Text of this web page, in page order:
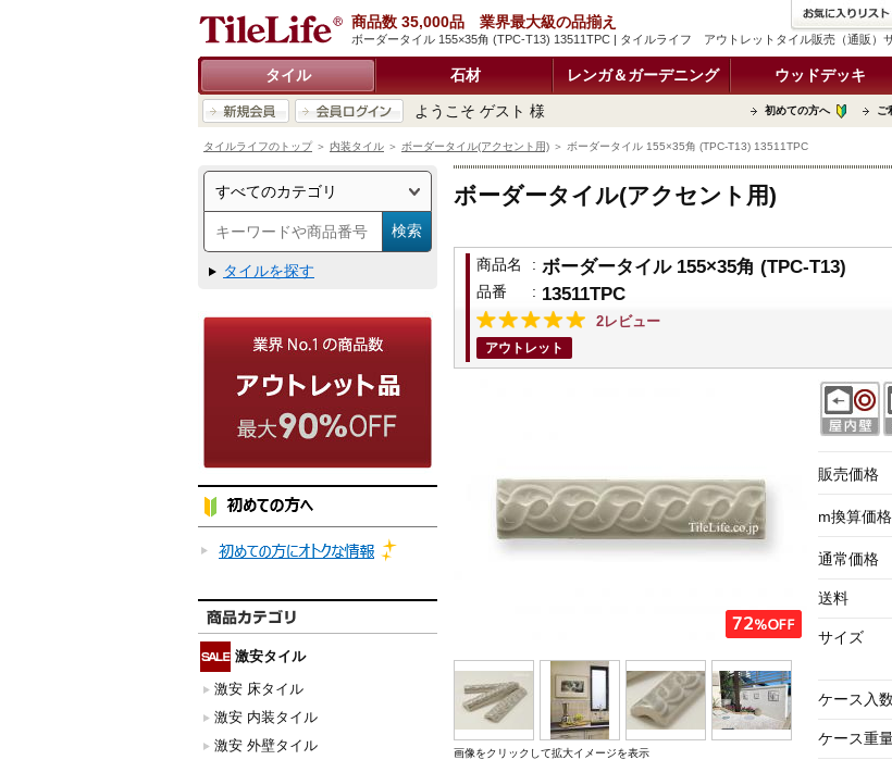
ボーダータイル 155×35角 (TPC-T13) 13511TPC | タイルライフ アウトレットタイル販売（通販）
商品数 35,000品 業界最大級の品揃え
タイル 石材 レンガ＆ガーデニング ウッドデッキ
ようこそ ゲスト 様 初めての方へ ご
タイルライフのトップ＞ 内装タイル ＞ ボーダータイル(アクセント用) ＞ ボーダータイル 155×35角 (TPC-T13) 13511TPC
タイルを探す
激安タイル
激安 床タイル
激安 内装タイル
激安 外壁タイル
ボーダータイル(アクセント用)
商品名 : ボーダータイル 155×35角 (TPC-T13)
品番 : 13511TPC
2レビュー
アウトレット
画像をクリックして拡大イメージを表示
販売価格
m換算価格
通常価格
送料
サイズ
ケース入数
ケース重